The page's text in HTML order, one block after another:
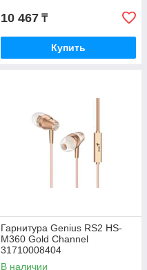
10 467 ₸
Купить
Гарнитура Genius RS2 HS-
M360 Gold Channel
31710008404
В наличии